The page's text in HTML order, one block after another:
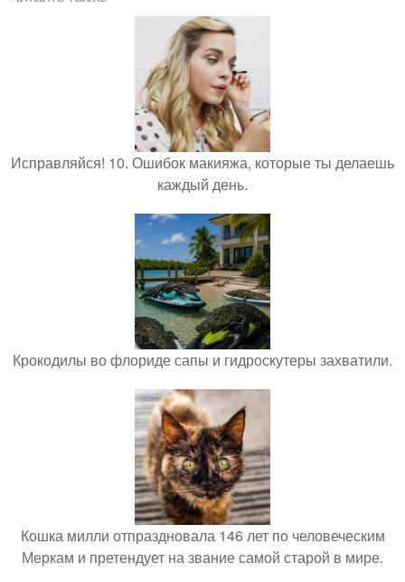
Исправляйся! 10. Ошибок макияжа, которые ты делаешь
каждый день.
Крокодилы во флориде сапы и гидроскутеры захватили.
Кошка милли отпраздновала 146 лет по человеческим
Меркам и претендует на звание самой старой в мире.